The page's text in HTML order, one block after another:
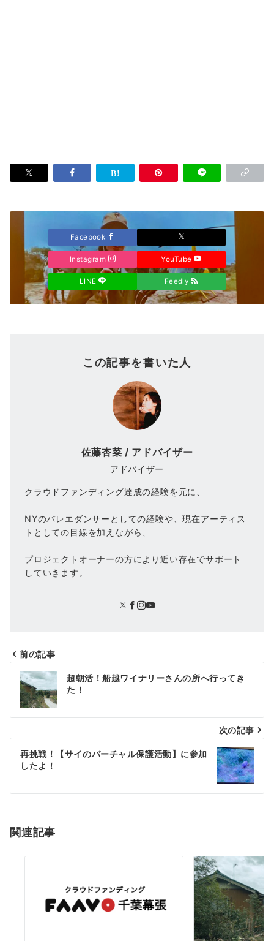
Facebook
Instagram YouTube
LINE Feedly
この記事を書いた人
佐藤杏菜 / アドバイザー
アドバイザー
クラウドファンディング達成の経験を元に、
NYのバレエダンサーとしての経験や、現在アーティス
トとしての目線を加えながら、
プロジェクトオーナーの方により近い存在でサポート
していきます。
投
稿
ナ
ビ
ゲ
シ
ン
前の記事
超朝活！船越ワイナリーさんの所へ行ってき
た！
次の記事
再挑戦！【サイのバーチャル保護活動】に参加
したよ！
関連記事